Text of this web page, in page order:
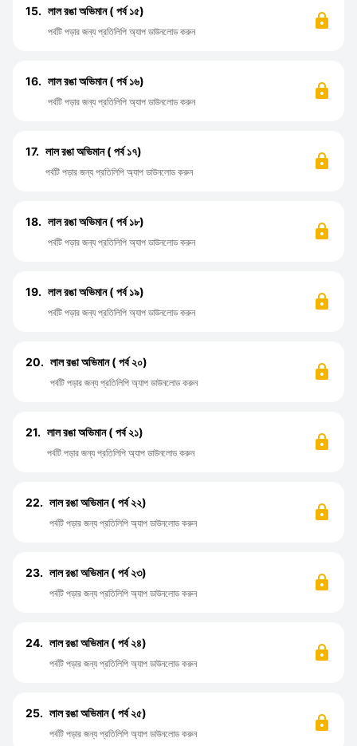
15. লাল রঙা অভিমান ( পর্ব ১৫)
পর্বটি পড়ার জন্য প্রতিলিপি অ্যাপ ডাউনলোড করুন
16. লাল রঙা অভিমান ( পর্ব ১৬)
পর্বটি পড়ার জন্য প্রতিলিপি অ্যাপ ডাউনলোড করুন
17. লাল রঙা অভিমান ( পর্ব ১৭)
পর্বটি পড়ার জন্য প্রতিলিপি অ্যাপ ডাউনলোড করুন
18. লাল রঙা অভিমান ( পর্ব ১৮)
পর্বটি পড়ার জন্য প্রতিলিপি অ্যাপ ডাউনলোড করুন
19. লাল রঙা অভিমান ( পর্ব ১৯)
পর্বটি পড়ার জন্য প্রতিলিপি অ্যাপ ডাউনলোড করুন
20. লাল রঙা অভিমান ( পর্ব ২০)
পর্বটি পড়ার জন্য প্রতিলিপি অ্যাপ ডাউনলোড করুন
21. লাল রঙা অভিমান ( পর্ব ২১)
পর্বটি পড়ার জন্য প্রতিলিপি অ্যাপ ডাউনলোড করুন
22. লাল রঙা অভিমান ( পর্ব ২২)
পর্বটি পড়ার জন্য প্রতিলিপি অ্যাপ ডাউনলোড করুন
23. লাল রঙা অভিমান ( পর্ব ২৩)
পর্বটি পড়ার জন্য প্রতিলিপি অ্যাপ ডাউনলোড করুন
24. লাল রঙা অভিমান ( পর্ব ২৪)
পর্বটি পড়ার জন্য প্রতিলিপি অ্যাপ ডাউনলোড করুন
25. লাল রঙা অভিমান ( পর্ব ২৫)
পর্বটি পড়ার জন্য প্রতিলিপি অ্যাপ ডাউনলোড করুন